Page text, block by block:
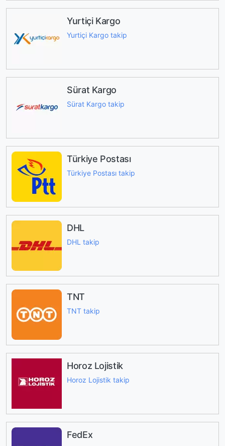
Yurtiçi Kargo
Yurtiçi Kargo takip
Sürat Kargo
Sürat Kargo takip
Türkiye Postası
Türkiye Postası takip
DHL
DHL takip
TNT
TNT takip
Horoz Lojistik
Horoz Lojistik takip
FedEx